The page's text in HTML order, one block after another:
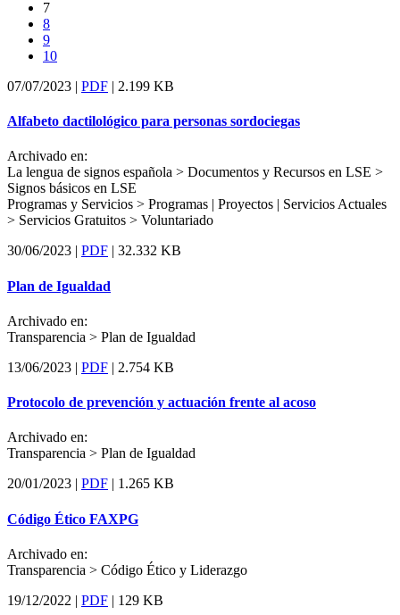
7
8
9
10
07/07/2023 | PDF | 2.199 KB
Alfabeto dactilológico para personas sordociegas
Archivado en:
La lengua de signos española > Documentos y Recursos en LSE >
Signos básicos en LSE
Programas y Servicios > Programas | Proyectos | Servicios Actuales
> Servicios Gratuitos > Voluntariado
30/06/2023 | PDF | 32.332 KB
Plan de Igualdad
Archivado en:
Transparencia > Plan de Igualdad
13/06/2023 | PDF | 2.754 KB
Protocolo de prevención y actuación frente al acoso
Archivado en:
Transparencia > Plan de Igualdad
20/01/2023 | PDF | 1.265 KB
Código Ético FAXPG
Archivado en:
Transparencia > Código Ético y Liderazgo
19/12/2022 | PDF | 129 KB